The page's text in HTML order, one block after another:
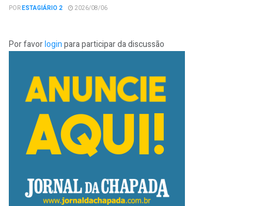
PORESTAGIÁRIO 2 2026/08/06
Por favorloginpara participar da discussão